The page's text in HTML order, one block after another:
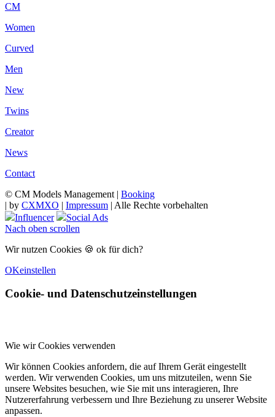
CM
Women
Curved
Men
New
Twins
Creator
News
Contact
© CM Models Management | Booking
| by CXMXO | Impressum | Alle Rechte vorbehalten
Influencer
Social Ads
Nach oben scrollen
Wir nutzen Cookies 🍪 ok für dich?
OKeinstellen
Cookie- und Datenschutzeinstellungen
Wie wir Cookies verwenden
Wir können Cookies anfordern, die auf Ihrem Gerät eingestellt
werden. Wir verwenden Cookies, um uns mitzuteilen, wenn Sie
unsere Websites besuchen, wie Sie mit uns interagieren, Ihre
Nutzererfahrung verbessern und Ihre Beziehung zu unserer Website
anpassen.